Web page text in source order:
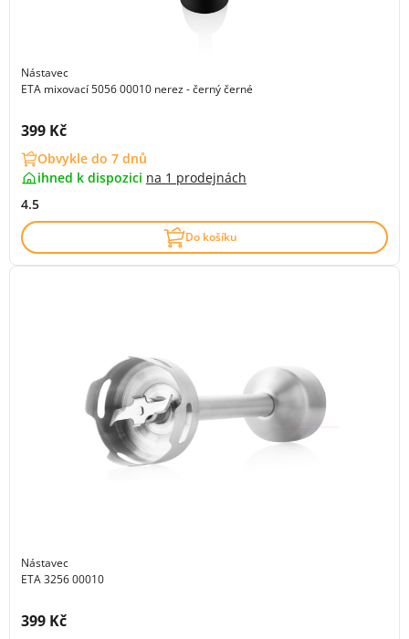
Nástavec
ETA mixovací 5056 00010 nerez - černý černé
Cena s DPH:
399 Kč
Obvykle do 7 dnů
ihned k dispozici na 1 prodejnách
4.5
Do košíku
Nástavec
ETA 3256 00010
Cena s DPH:
399 Kč